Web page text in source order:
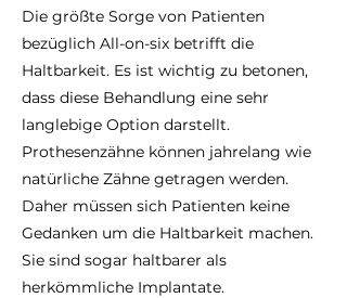
Die größte Sorge von Patienten
bezüglich All-on-six betrifft die
Haltbarkeit. Es ist wichtig zu betonen,
dass diese Behandlung eine sehr
langlebige Option darstellt.
Prothesenzähne können jahrelang wie
natürliche Zähne getragen werden.
Daher müssen sich Patienten keine
Gedanken um die Haltbarkeit machen.
Sie sind sogar haltbarer als
herkömmliche Implantate.